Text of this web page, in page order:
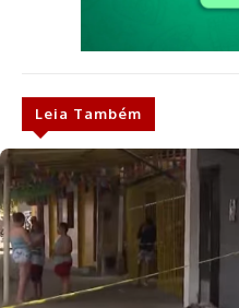
Leia Também